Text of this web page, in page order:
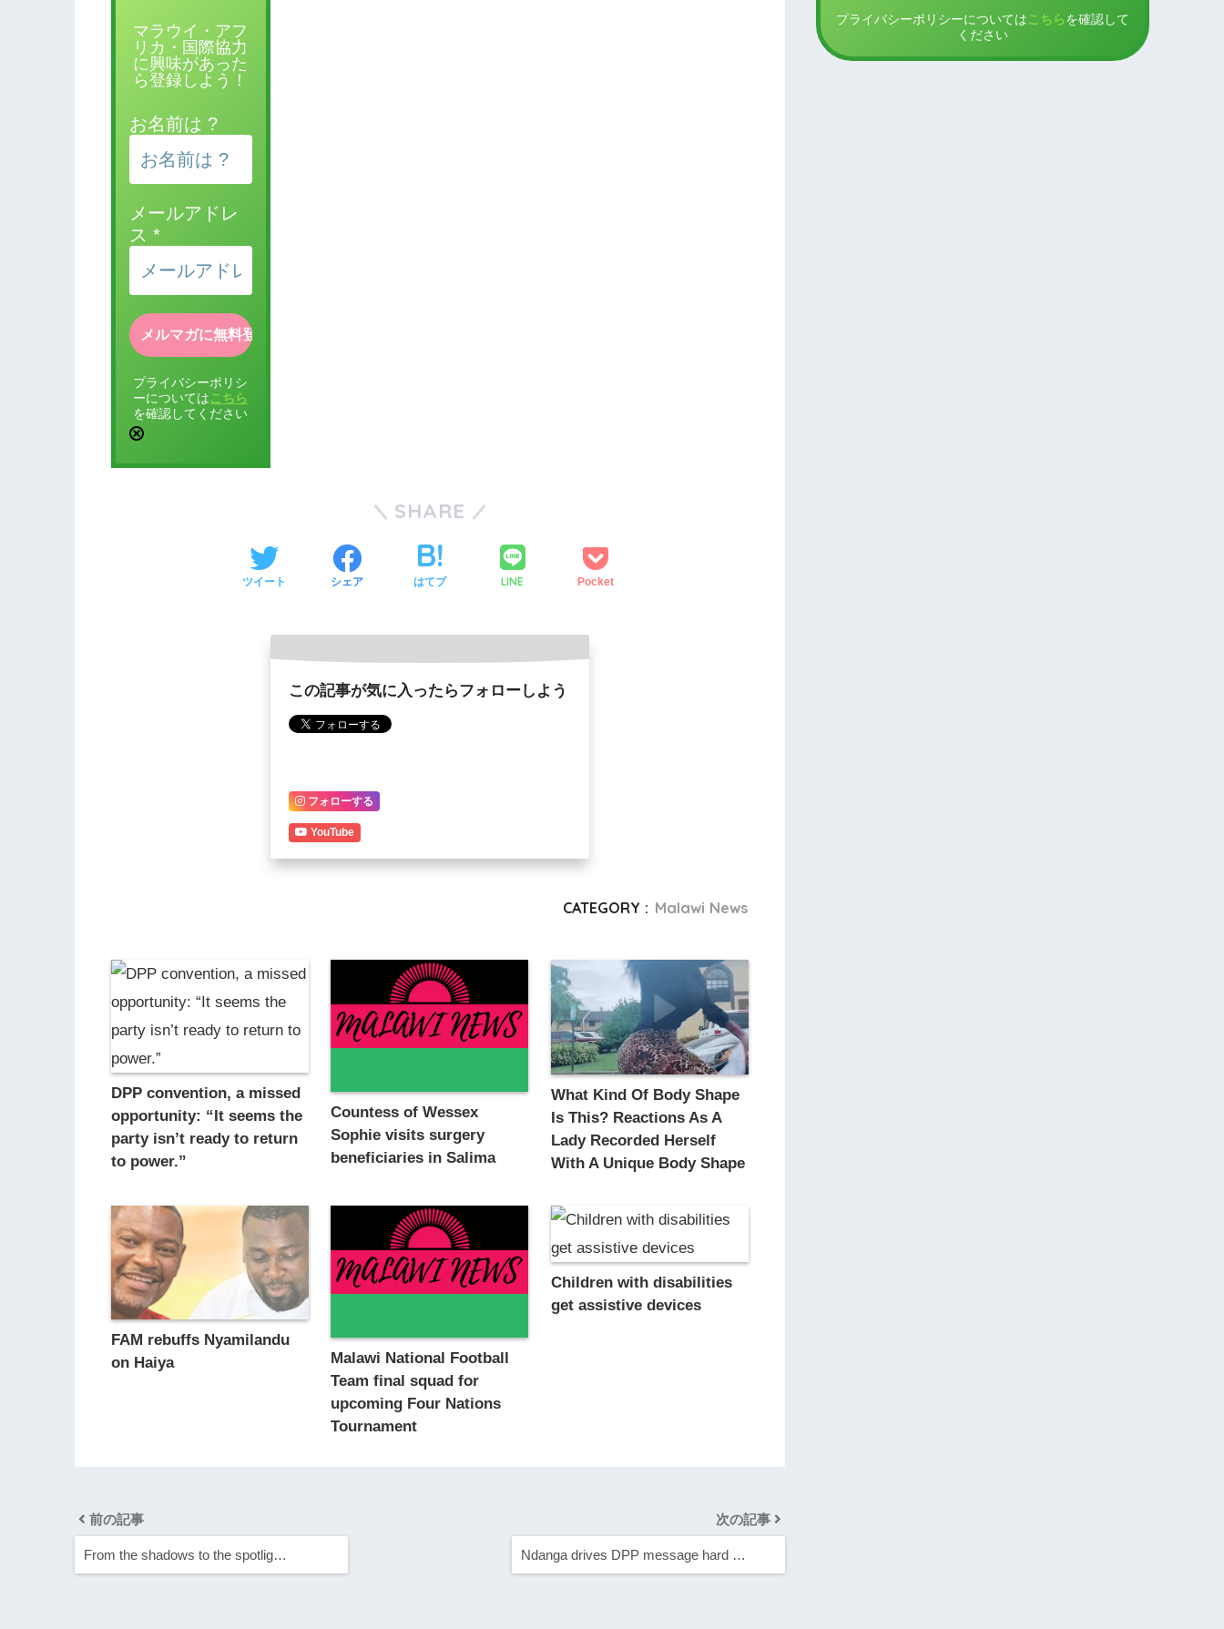
マラウイ・アフ
リカ・国際協力
に興味があった
ら登録しよう！
お名前は ?
メールアドレ
ス *
プライバシーポリシ
ーについては こちら
を確認してください
SHARE
ツイート シェア はてブ LINE Pocket
この記事が気に入ったらフォローしよう
フォローする
YouTube
CATEGORY : Malawi News
DPP convention, a missed
opportunity: “It seems the
party isn’t ready to return
to power.”
Countess of Wessex
Sophie visits surgery
beneficiaries in Salima
What Kind Of Body Shape
Is This? Reactions As A
Lady Recorded Herself
With A Unique Body Shape
FAM rebuffs Nyamilandu
on Haiya
Malawi National Football
Team final squad for
upcoming Four Nations
Tournament
Children with disabilities
get assistive devices
前の記事
From the shadows to the spotlig…
次の記事
Ndanga drives DPP message hard …
プライバシーポリシーについては こちら を確認して
ください